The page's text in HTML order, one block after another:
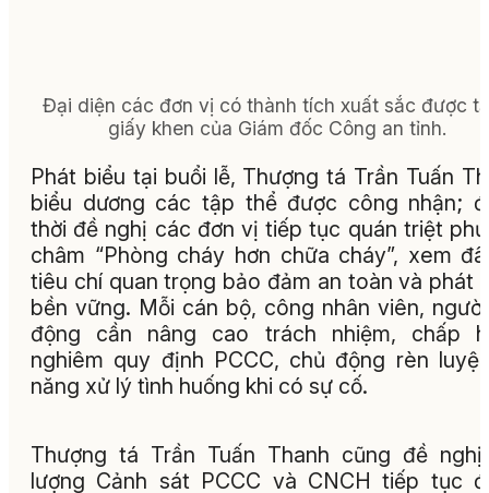
Đại diện các đơn vị có thành tích xuất sắc được
giấy khen của Giám đốc Công an tỉnh.
Phát biểu tại buổi lễ, Thượng tá Trần Tuấn
biểu dương các tập thể được công nhận;
thời đề nghị các đơn vị tiếp tục quán triệt
châm “Phòng cháy hơn chữa cháy”, xem
tiêu chí quan trọng bảo đảm an toàn và phát
bền vững. Mỗi cán bộ, công nhân viên,
động cần nâng cao trách nhiệm, chấp
nghiêm quy định PCCC, chủ động rèn
năng xử lý tình huống khi có sự cố.
Thượng tá Trần Tuấn Thanh cũng đề
lượng Cảnh sát PCCC và CNCH tiếp tục